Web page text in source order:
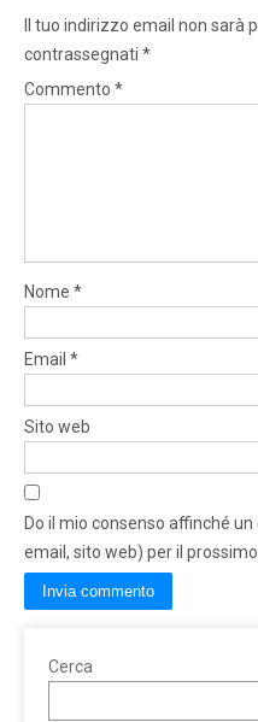
Il tuo indirizzo email non sarà
contrassegnati *
Commento *
Nome *
Email *
Sito web
Do il mio consenso affinché
email, sito web) per il
Cerca